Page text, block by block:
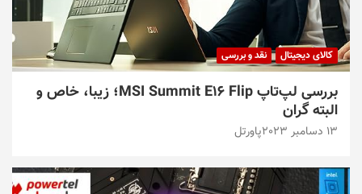
کالای دیجیتال نقد و بررسی
بررسی لپ‌تاپ MSI Summit E16 Flip؛ زیبا، خاص و
البته گران
13 دسامبر 2023 پاورتل